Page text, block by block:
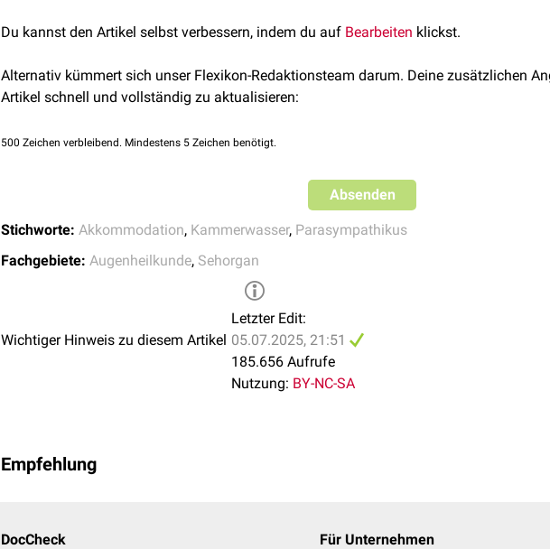
durch
erhöhen.
Du kannst den Artikel selbst verbessern, indem du auf Bearbeiten klickst.
Alternativ kümmert sich unser Flexikon-Redaktionsteam darum. Deine zusätzlichen
Artikel schnell und vollständig zu aktualisieren:
500 Zeichen verbleibend. Mindestens 5 Zeichen benötigt.
Absenden
Stichworte: Akkommodation, Kammerwasser, Parasympathikus
Fachgebiete: Augenheilkunde, Sehorgan
Wichtiger Hinweis zu diesem Artikel
Letzter Edit:
05.07.2025, 21:51
185.656 Aufrufe
Nutzung: BY-NC-SA
Empfehlung
DocCheck Für Unternehmen